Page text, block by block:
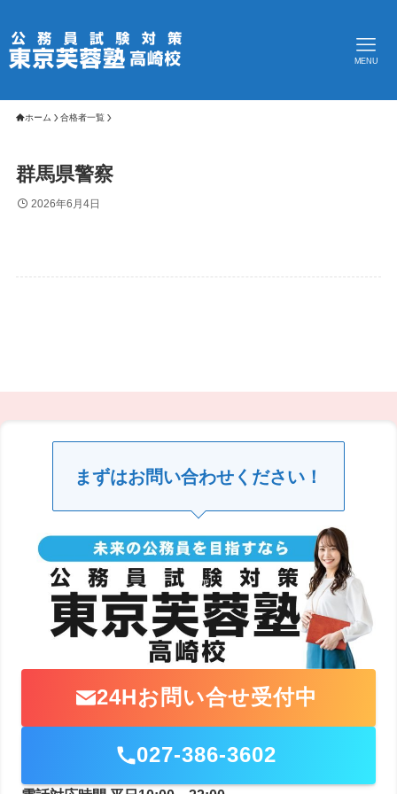
MENU
ホーム 合格者一覧
群馬県警察
2026年6月4日
まずはお問い合わせください！
24Hお問い合せ受付中
027-386-3602